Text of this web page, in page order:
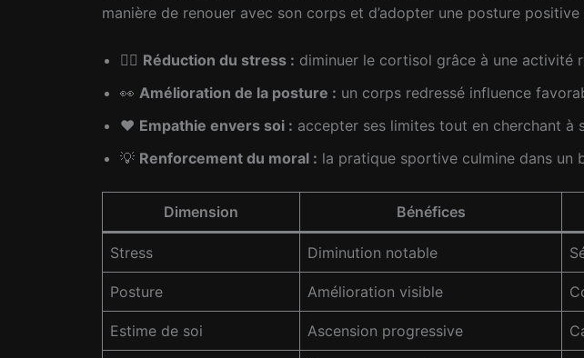
manière de renouer avec son corps et d’adopter une posture positive
🧘‍♂️ Réduction du stress : diminuer le cortisol grâce à une activité
👀 Amélioration de la posture : un corps redressé influence
❤️ Empathie envers soi : accepter ses limites tout en cherchant à
💡 Renforcement du moral : la pratique sportive culmine dans un
Dimension Bénéfices
Stress Diminution notable
Posture Amélioration visible
Estime de soi Ascension progressive